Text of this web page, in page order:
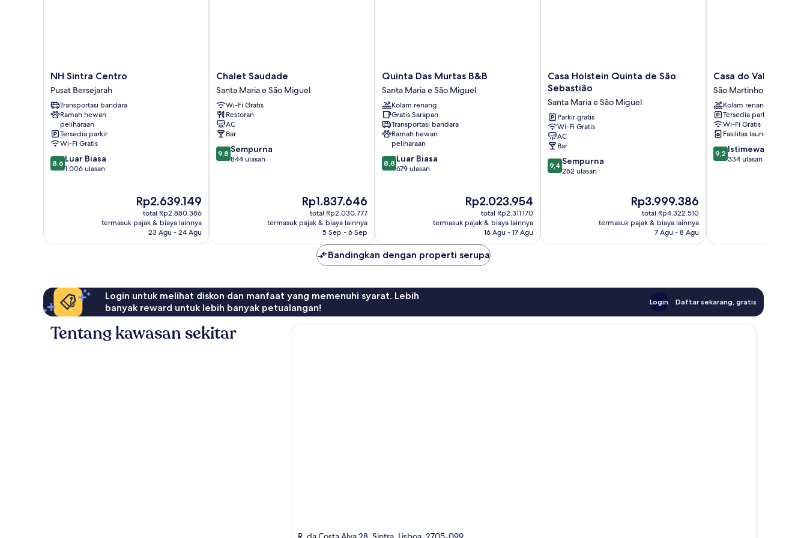
NH
Sintra
Centro
Pusat
Bersejarah
NH Sintra Centro
Pusat Bersejarah
Transportasi bandara
Ramah hewan
peliharaan
Tersedia parkir
Wi-Fi Gratis
8.6
dari
8,6 Luar Biasa
1.006 ulasan
Harga
sekarang
Rp2.639.149
Rp2.639.149
total Rp2.880.386
termasuk pajak & biaya lainnya
23 Agu - 24 Agu
Chalet
Saudade
Santa
Maria
e
São
Miguel
Chalet Saudade
Santa Maria e São Miguel
Wi-Fi Gratis
Restoran
AC
Bar
9.8
dari
9,8 Sempurna
844 ulasan
Harga
sekarang
Rp1.837.646
Rp1.837.646
total Rp2.030.777
termasuk pajak & biaya lainnya
5 Sep - 6 Sep
Quinta
Das
Murtas
B&B
Santa
Maria
e
São
Miguel
Quinta Das Murtas B&B
Santa Maria e São Miguel
Kolam renang
Gratis Sarapan
Transportasi bandara
Ramah hewan
peliharaan
8.8
dari
8,8 Luar Biasa
679 ulasan
Harga
sekarang
Rp2.023.954
Rp2.023.954
total Rp2.311.170
termasuk pajak & biaya lainnya
16 Agu - 17 Agu
Casa
Holstein
de
São
Sebastião
Santa
Maria
e
São
Casa Holstein Quinta de São
Sebastião
Santa Maria e São Miguel
Parkir gratis
Wi-Fi Gratis
AC
Bar
9.4
dari
9,4 Sempurna
262 ulasan
Harga
sekarang
Rp3.999.386
Rp3.999.386
total Rp4.322.510
termasuk pajak & biaya lainnya
7 Agu - 8 Agu
Casa
do
Valle
São
Martinho
Casa do Valle
São Martinho
Kolam renang
Tersedia parkir
Wi-Fi Gratis
Fasilitas laundry
9.2
dari
9,2 Istimewa
334 ulasan
Bandingkan dengan properti serupa
Login untuk melihat diskon dan manfaat yang memenuhi syarat. Lebih
banyak reward untuk lebih banyak petualangan!
Login Daftar sekarang, gratis
Tentang kawasan sekitar